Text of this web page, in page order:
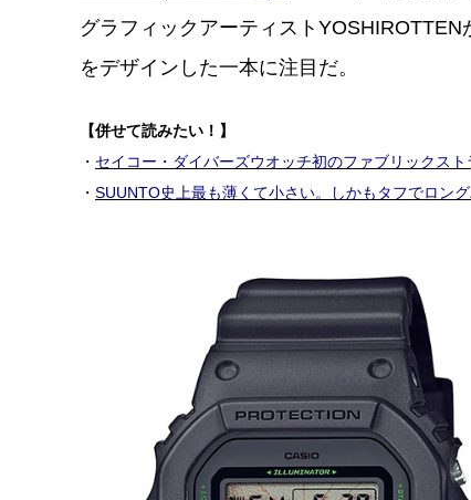
グラフィックアーティスト
をデザインした一本に注目だ。
【併せて読みたい！】
・ セイコー・ダイバーズウオッチ初のファブリックスト
・ SUUNTO史上最も薄くて小さい。しかもタフでロン